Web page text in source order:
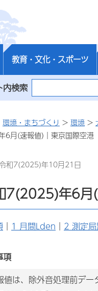
教育・文化・スポーツ
内検索
環境・まちづくり > 環境 >
6月(速報値)｜東京国際空港
和7(2025)年10月21日
7(2025)年6月(
｜ 1 月間Lden ｜ 2 測定
項
値は、除外音処理前デー